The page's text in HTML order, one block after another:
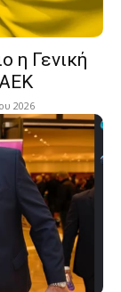
η Γενική
2026